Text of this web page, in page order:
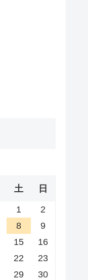
土 日
1
2
8
9
15
16
22
23
29
30